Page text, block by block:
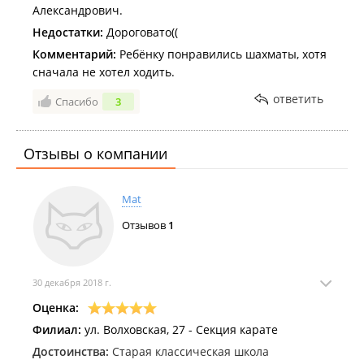
Александрович.
Недостатки: Дороговато((
Комментарий: Ребёнку понравились шахматы, хотя
сначала не хотел ходить.
Спасибо 3 ответить
Отзывы о компании
Mat
Отзывов 1
30 декабря 2018 г.
Оценка:
Филиал: ул. Волховская, 27 - Секция карате
Достоинства: Старая классическая школа